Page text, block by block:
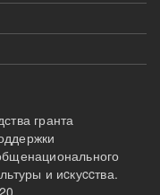
гранта
и иcкуccтва.